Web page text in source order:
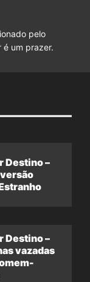
pelo
é um prazer.
Destino –
Destino –
vazadas